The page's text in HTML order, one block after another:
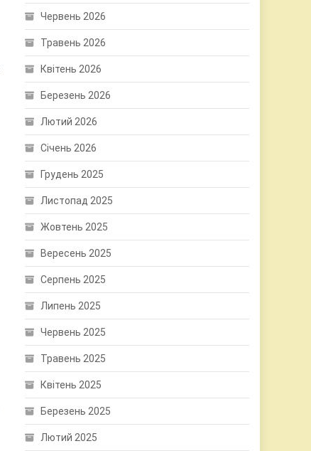
Червень 2026
Травень 2026
Квітень 2026
Березень 2026
Лютий 2026
Січень 2026
Грудень 2025
Листопад 2025
Жовтень 2025
Вересень 2025
Серпень 2025
Липень 2025
Червень 2025
Травень 2025
Квітень 2025
Березень 2025
Лютий 2025